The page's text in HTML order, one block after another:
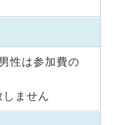
性は参加費の
ません